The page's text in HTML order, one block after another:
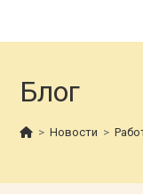
Блог
> Новости >